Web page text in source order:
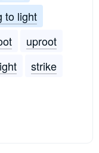
to light
uproot
strike